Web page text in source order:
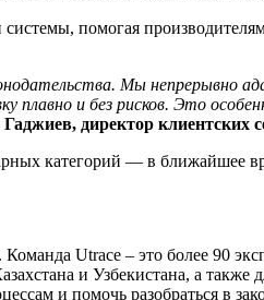
помогая
Мы непрерывно
плавно и без рисков. Это
директор клиентских
категорий — в ближайшее
Utrace – это более 90
и Узбекистана, а также
и помочь разобраться в